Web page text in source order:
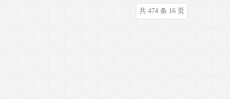
共 474 条 16 页